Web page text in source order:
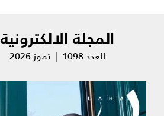
المجلة الالكترونية
العدد 1098 | تموز 2026